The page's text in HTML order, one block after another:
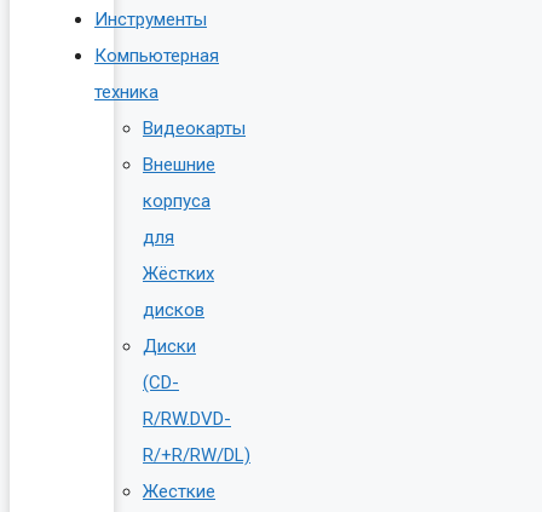
Инструменты
Компьютерная
техника
Видеокарты
Внешние
корпуса
для
Жёстких
дисков
Диски
(CD-
R/RW.DVD-
R/+R/RW/DL)
Жесткие